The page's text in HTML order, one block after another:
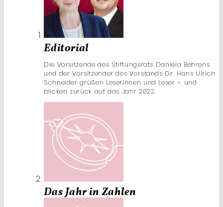
Editorial
Die Vorsitzende des Stiftungsrats Daniela Behrens
und der Vorsitzender des Vorstands Dr. Hans Ulrich
Schneider grüßen Leserinnen und Leser – und
blicken zurück auf das Jahr 2022.
Das Jahr in Zahlen